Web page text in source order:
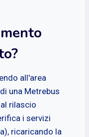
all'area
una Metrebus
rilascio
i servizi
ricaricando la